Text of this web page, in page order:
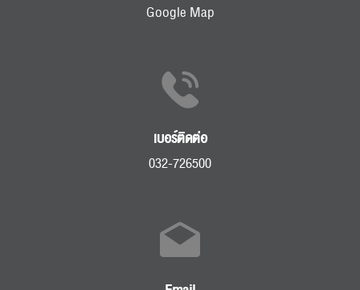
Google Map
เบอร์ติดต่อ
032-726500